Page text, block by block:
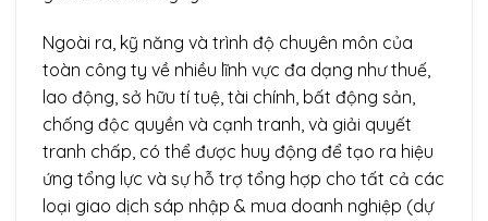
Ngoài ra, kỹ năng và trình độ chuyên môn của
toàn công ty về nhiều lĩnh vực đa dạng như thuế,
lao động, sở hữu tí tuệ, tài chính, bất động sản,
chống độc quyền và cạnh tranh, và giải quyết
tranh chấp, có thể được huy động để tạo ra hiệu
ứng tổng lực và sự hỗ trợ tổng hợp cho tất cả các
loại giao dịch sáp nhập & mua doanh nghiệp (dự